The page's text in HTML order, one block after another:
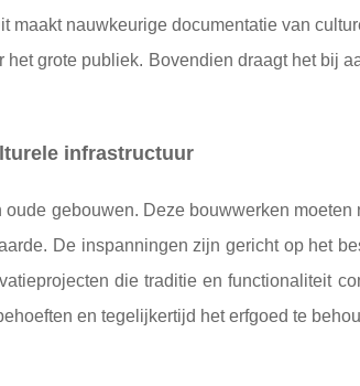
maakt nauwkeurige documentatie van
grote publiek. Bovendien draagt ​​het bij
infrastructuur
gebouwen. Deze bouwwerken moeten
De inspanningen zijn gericht op het
die traditie en functionaliteit
en tegelijkertijd het erfgoed te